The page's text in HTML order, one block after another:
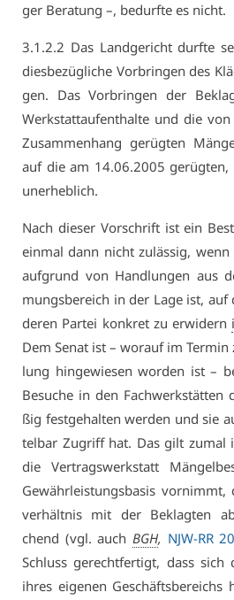
ger Be­ra­tung –, be­durf­te es nicht.
3.​1.​2.​2 Das Land­ge­richt durf­te
dies­be­züg­li­che Vor­brin­gen des
gen. Das Vor­brin­gen der
Werk­statt­auf­ent­hal­te und die
Zu­sam­men­hang ge­rüg­ten
auf die am 14.06.2005 ge­rüg­ten,
un­er­heb­lich.
Nach die­ser Vor­schrift ist ein
ein­mal dann nicht zu­läs­sig,
auf­grund von Hand­lun­gen aus
mungs­be­reich in der La­ge ist,
de­ren Par­tei kon­kret zu er­wi­dern
Dem Se­nat ist – wor­auf im
lung hin­ge­wie­sen wor­den ist –
Be­su­che in den Fach­werk­stät­ten
ßig fest­ge­hal­ten wer­den und sie
tel­bar Zu­griff hat. Das gilt zu­mal
die Ver­trags­werk­statt
Ge­währ­leis­tungs­ba­sis
ver­hält­nis mit der Be­klag­ten
chend (vgl. auch BGH, NJW-RR
Schluss ge­recht­fer­tigt, dass sich
ih­res ei­ge­nen